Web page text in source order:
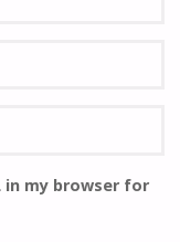
in my browser for